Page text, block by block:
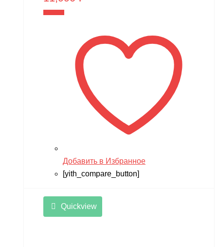
Добавить в Избранное
[yith_compare_button]
Quickview